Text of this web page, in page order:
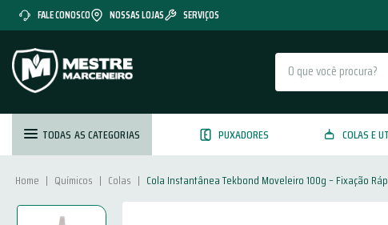
FALE CONOSCO NOSSAS LOJAS SERVIÇOS
O que você procura?
TODAS AS CATEGORIAS PUXADORES COLAS E
Químicos Colas Cola Instantânea Tekbond Moveleiro 100g – Fixação